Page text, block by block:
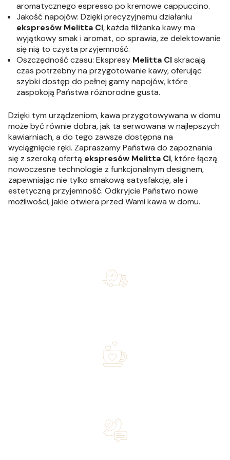
aromatycznego espresso po kremowe cappuccino.
Jakość napojów: Dzięki precyzyjnemu działaniu
ekspresów Melitta CI, każda filiżanka kawy ma
wyjątkowy smak i aromat, co sprawia, że delektowanie
się nią to czysta przyjemność.
Oszczędność czasu: Ekspresy Melitta CIskracają
czas potrzebny na przygotowanie kawy, oferując
szybki dostęp do pełnej gamy napojów, które
zaspokoją Państwa różnorodne gusta.
Dzięki tym urządzeniom, kawa przygotowywana w domu
może być równie dobra, jak ta serwowana w najlepszych
kawiarniach, a do tego zawsze dostępna na
wyciągnięcie ręki. Zapraszamy Państwa do zapoznania
się z szeroką ofertą ekspresów Melitta CI, które łączą
nowoczesne technologie z funkcjonalnym designem,
zapewniając nie tylko smakową satysfakcję, ale i
estetyczną przyjemność. Odkryjcie Państwo nowe
możliwości, jakie otwiera przed Wami kawa w domu.